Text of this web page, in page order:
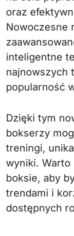
oraz
Nowoczesne
inteligentne
najnowszych
popularność
Dzięki tym
bokserzy
treningi,
wyniki.
boksie, aby
trendami i
dostępnych